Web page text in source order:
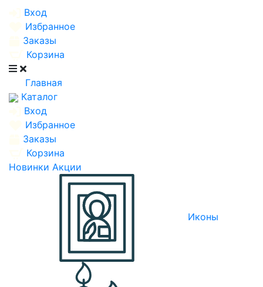
Вход
Избранное
Заказы
Корзина
Главная
Каталог
Вход
Избранное
Заказы
Корзина
Новинки Акции
Иконы